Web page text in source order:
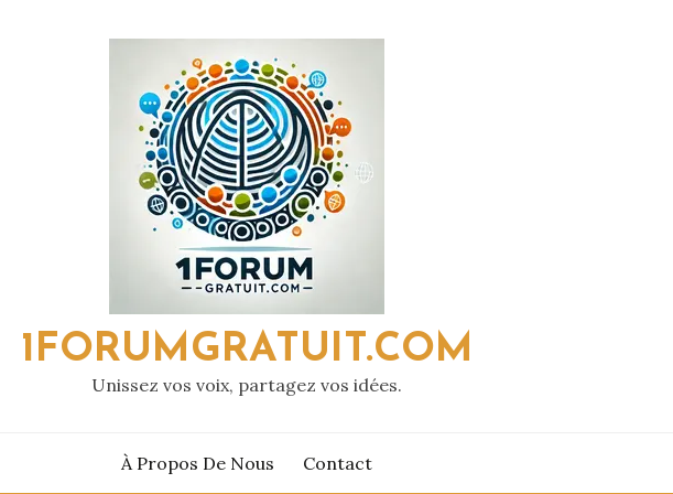
1FORUMGRATUIT.COM
Unissez vos voix, partagez vos idées.
À Propos De Nous Contact